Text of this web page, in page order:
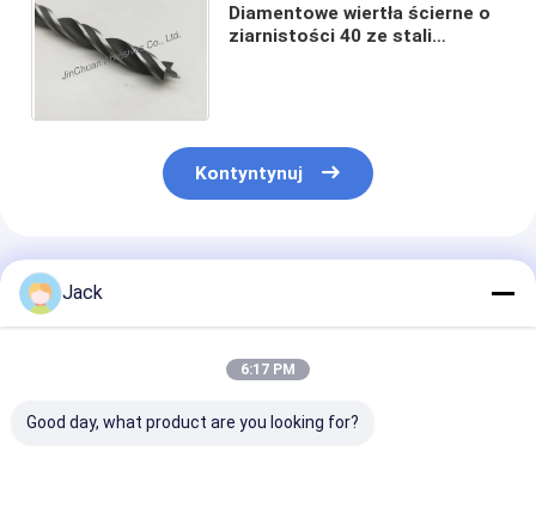
Diamentowe wiertła ścierne o
ziarnistości 40 ze stali
Kontyntynuj
Polecane Produkty
Jack
6:17 PM
Good day, what product are you looking for?